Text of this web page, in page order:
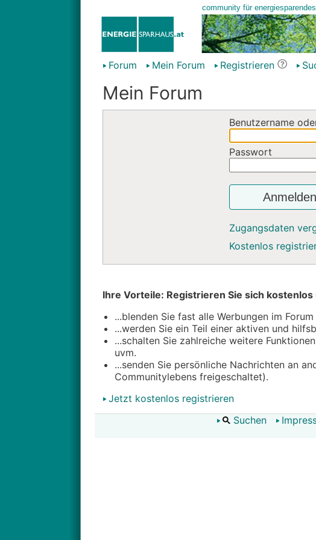
Forum Mein Forum Registrieren
Mein Forum
Benutzername
Passwort
Anmelden
Zugangsdaten
Kostenlos
Ihre Vorteile: Registrieren Sie sich kostenlos
...blenden Sie fast alle Werbungen im
...werden Sie ein Teil einer aktiven und
...schalten Sie zahlreiche weitere
uvm.
...senden Sie persönliche Nachrichten an
Communitylebens freigeschaltet).
Jetzt kostenlos registrieren
Suchen